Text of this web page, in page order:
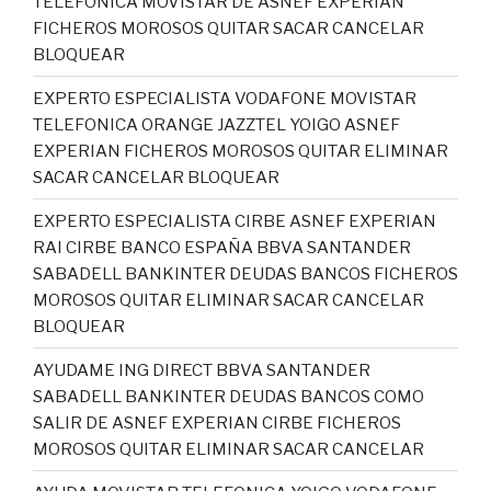
FICHEROS MOROSOS QUITAR SACAR CANCELAR
BLOQUEAR
EXPERTO ESPECIALISTA VODAFONE MOVISTAR
TELEFONICA ORANGE JAZZTEL YOIGO ASNEF
EXPERIAN FICHEROS MOROSOS QUITAR ELIMINAR
SACAR CANCELAR BLOQUEAR
EXPERTO ESPECIALISTA CIRBE ASNEF EXPERIAN
RAI CIRBE BANCO ESPAÑA BBVA SANTANDER
SABADELL BANKINTER DEUDAS BANCOS FICHEROS
MOROSOS QUITAR ELIMINAR SACAR CANCELAR
BLOQUEAR
AYUDAME ING DIRECT BBVA SANTANDER
SABADELL BANKINTER DEUDAS BANCOS COMO
SALIR DE ASNEF EXPERIAN CIRBE FICHEROS
MOROSOS QUITAR ELIMINAR SACAR CANCELAR